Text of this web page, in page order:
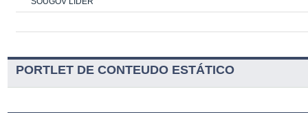
PORTLET DE CONTEUDO ESTÁTICO